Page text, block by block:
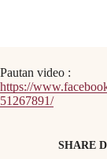
Pautan video :
https://
51267891/
SHARE